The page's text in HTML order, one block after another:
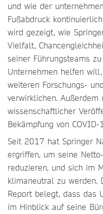
und wie der
Fußabdruck
wird gezeigt, wie
Vielfalt,
seiner Führungsteams
Unternehmen helfen
weiteren Forschungs-
verwirklichen.
wissenschaftlicher
Bekämpfung von
Seit 2017 hat Springer
ergriffen, um seine
reduzieren, und sich im
klimaneutral zu werden.
Report belegt, dass das
im Hinblick auf seine